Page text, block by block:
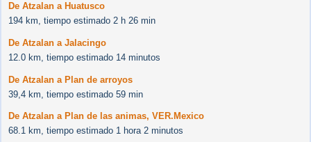
De Atzalan a Huatusco
194 km, tiempo estimado 2 h 26 min
De Atzalan a Jalacingo
12.0 km, tiempo estimado 14 minutos
De Atzalan a Plan de arroyos
39,4 km, tiempo estimado 59 min
De Atzalan a Plan de las animas, VER.Mexico
68.1 km, tiempo estimado 1 hora 2 minutos